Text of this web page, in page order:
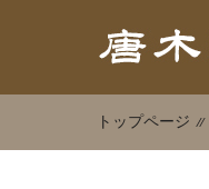
トップページ